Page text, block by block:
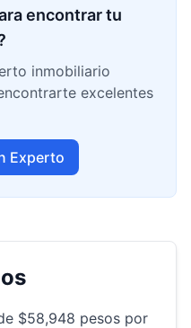
encontrar tu
inmobiliario
excelentes
Experto
$58,948 pesos por